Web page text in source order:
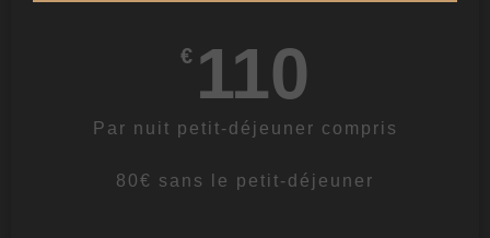
€ 110
Par nuit petit-déjeuner compris
80€ sans le petit-déjeuner